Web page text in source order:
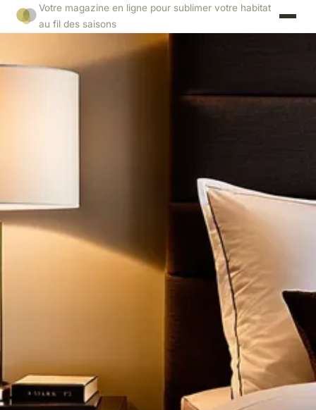
Votre magazine en ligne pour sublimer votre habitat
au fil des saisons